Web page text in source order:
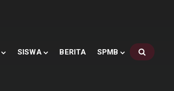
SISWA BERITA SPMB